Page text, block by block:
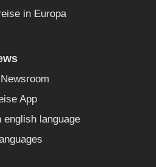
in Europa
App
english language